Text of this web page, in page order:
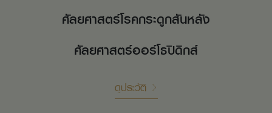
ศัลยศาสตร์โรคกระดูกสันหลัง
ศัลยศาสตร์ออร์โธปิดิกส์
ดูประวัติ